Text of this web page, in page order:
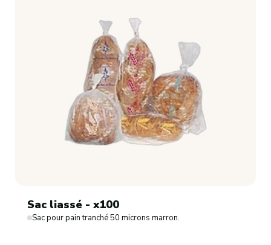
Sac liassé - x100
Sac pour pain tranché 50 microns marron.